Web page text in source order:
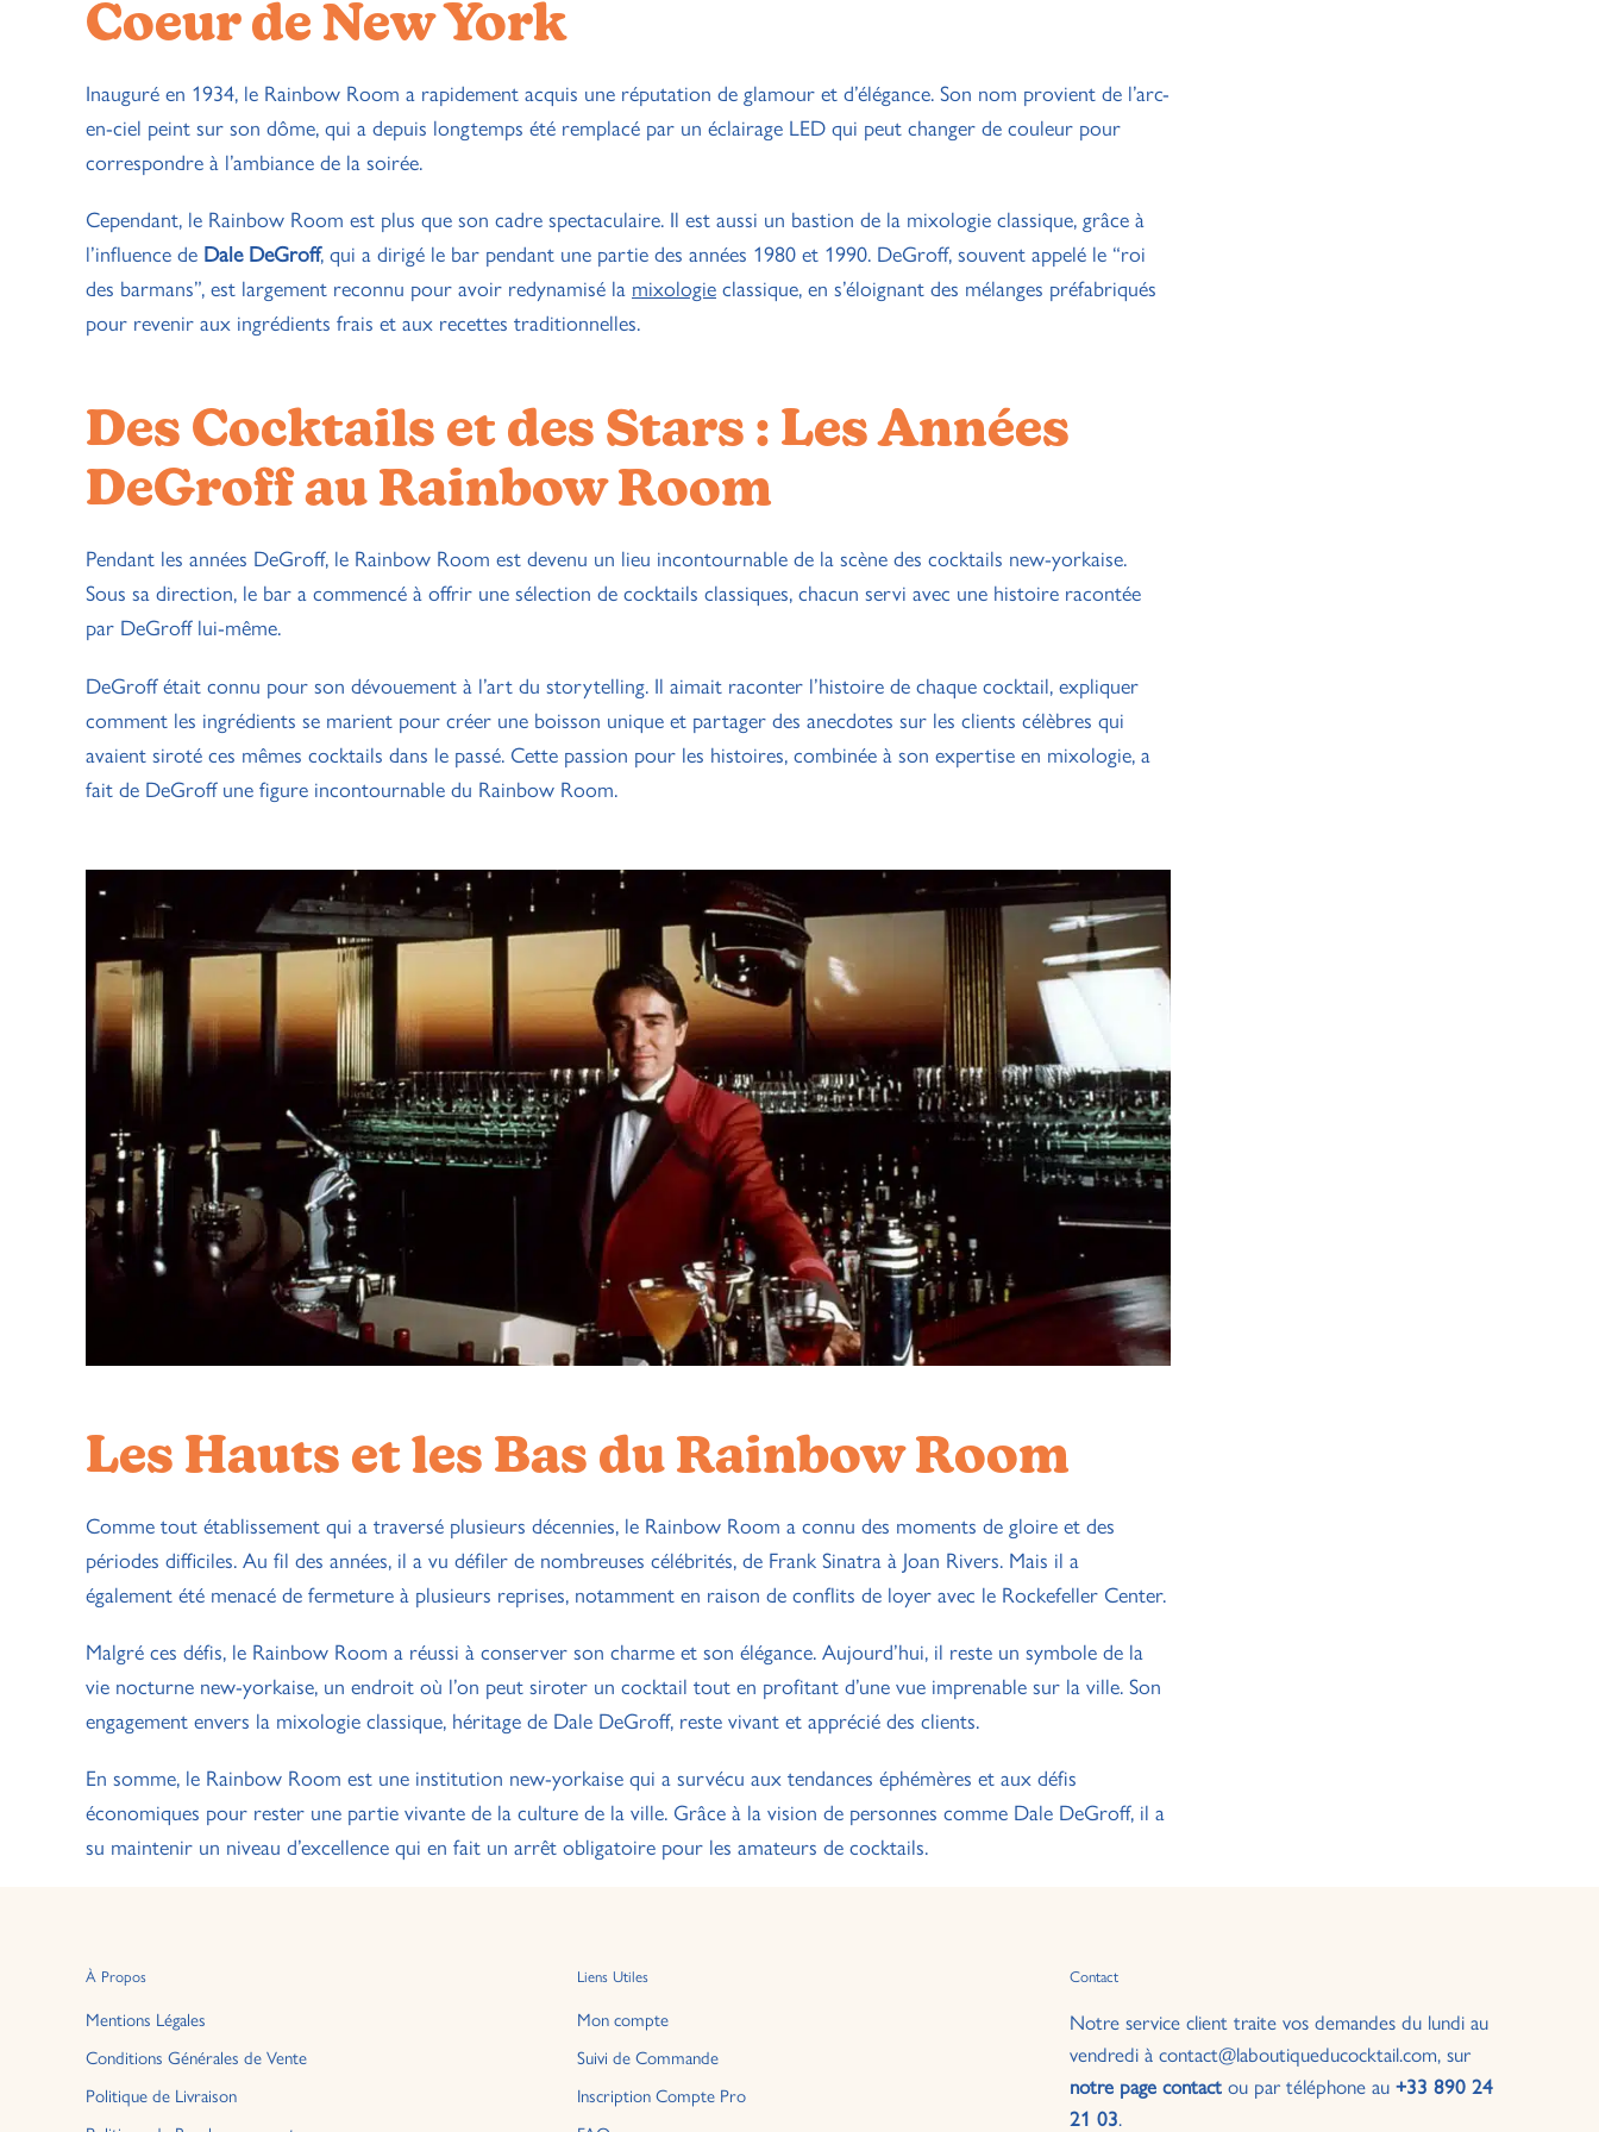
Coeur de New York
Inauguré en 1934, le Rainbow Room a rapidement acquis une réputation de glamour et d’élégance. Son nom provient de l’arc-
en-ciel peint sur son dôme, qui a depuis longtemps été remplacé par un éclairage LED qui peut changer de couleur pour
correspondre à l’ambiance de la soirée.
Cependant, le Rainbow Room est plus que son cadre spectaculaire. Il est aussi un bastion de la mixologie classique, grâce à
l’influence de Dale DeGroff, qui a dirigé le bar pendant une partie des années 1980 et 1990. DeGroff, souvent appelé le “roi
des barmans”, est largement reconnu pour avoir redynamisé la mixologie classique, en s’éloignant des mélanges préfabriqués
pour revenir aux ingrédients frais et aux recettes traditionnelles.
Des Cocktails et des Stars : Les Années
DeGroff au Rainbow Room
Pendant les années DeGroff, le Rainbow Room est devenu un lieu incontournable de la scène des cocktails new-yorkaise.
Sous sa direction, le bar a commencé à offrir une sélection de cocktails classiques, chacun servi avec une histoire racontée
par DeGroff lui-même.
DeGroff était connu pour son dévouement à l’art du storytelling. Il aimait raconter l’histoire de chaque cocktail, expliquer
comment les ingrédients se marient pour créer une boisson unique et partager des anecdotes sur les clients célèbres qui
avaient siroté ces mêmes cocktails dans le passé. Cette passion pour les histoires, combinée à son expertise en mixologie, a
fait de DeGroff une figure incontournable du Rainbow Room.
Les Hauts et les Bas du Rainbow Room
Comme tout établissement qui a traversé plusieurs décennies, le Rainbow Room a connu des moments de gloire et des
périodes difficiles. Au fil des années, il a vu défiler de nombreuses célébrités, de Frank Sinatra à Joan Rivers. Mais il a
également été menacé de fermeture à plusieurs reprises, notamment en raison de conflits de loyer avec le Rockefeller Center.
Malgré ces défis, le Rainbow Room a réussi à conserver son charme et son élégance. Aujourd’hui, il reste un symbole de la
vie nocturne new-yorkaise, un endroit où l’on peut siroter un cocktail tout en profitant d’une vue imprenable sur la ville. Son
engagement envers la mixologie classique, héritage de Dale DeGroff, reste vivant et apprécié des clients.
En somme, le Rainbow Room est une institution new-yorkaise qui a survécu aux tendances éphémères et aux défis
économiques pour rester une partie vivante de la culture de la ville. Grâce à la vision de personnes comme Dale DeGroff, il a
su maintenir un niveau d’excellence qui en fait un arrêt obligatoire pour les amateurs de cocktails.
À Propos
Mentions Légales
Conditions Générales de Vente
Politique de Livraison
Liens Utiles
Mon compte
Suivi de Commande
Inscription Compte Pro
Contact
Notre service client traite vos demandes du lundi au
vendredi à contact@laboutiqueducocktail.com, sur
notre page contactou par téléphone au +33 890 24
21 03.